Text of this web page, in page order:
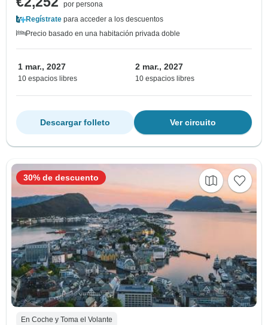
por persona
Regístrate para acceder a los descuentos
Precio basado en una habitación privada doble
1 mar., 2027
10 espacios libres
2 mar., 2027
10 espacios libres
Ver circuito
Descargar folleto
En Coche y Toma el Volante
30% de descuento